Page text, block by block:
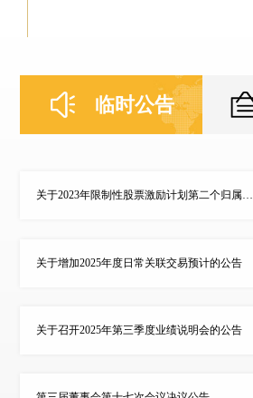
临时公告
关于2023年限制性股票激励计划第二个归属期、2024年限制性股票激励计划首次授予部分（第二批次）及预留授予部分第一个归属期归属结果公告
关于增加2025年度日常关联交易预计的公告
关于召开2025年第三季度业绩说明会的公告